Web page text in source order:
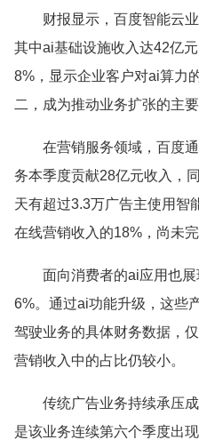
财报显示，百度智能云
其中ai基础设施收入达42亿
8%，显示企业客户对ai算力
二，成为推动业务扩张的主要
在营销服务领域，百度
务本季度贡献28亿元收入，
天有超过3.3万广告主使用智
在线营销收入的18%，尚未
面向消费者的ai应用也
6%。通过ai功能升级，这些
驾驶业务的具体财务数据，
营销收入中的占比仍较小。
传统广告业务持续承压
是该业务连续第六个季度出